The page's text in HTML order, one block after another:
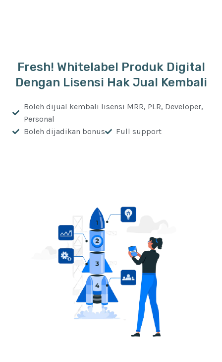
Fresh! Whitelabel Produk Digital
Dengan Lisensi Hak Jual Kembali
Boleh dijual kembali lisensi MRR, PLR, Developer,
Personal
Boleh dijadikan bonus
Full support